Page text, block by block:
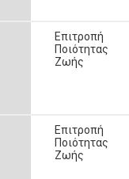
Επιτροπή
Ποιότητας
Ζωής
Επιτροπή
Ποιότητας
Ζωής